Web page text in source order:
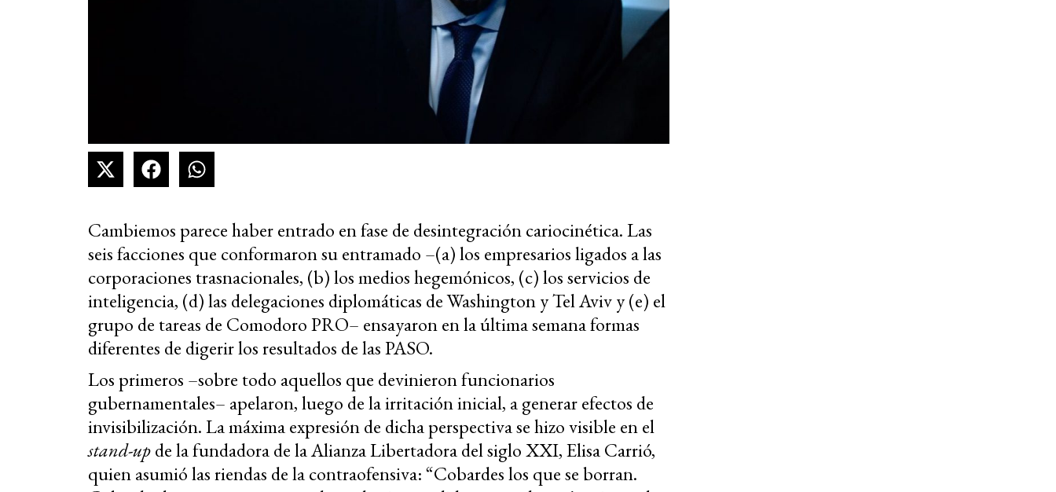
Cambiemos parece haber entrado en fase de desintegración cariocinética. Las
seis facciones que conformaron su entramado –(a) los empresarios ligados a las
corporaciones trasnacionales, (b) los medios hegemónicos, (c) los servicios de
inteligencia, (d) las delegaciones diplomáticas de Washington y Tel Aviv y (e) el
grupo de tareas de Comodoro PRO– ensayaron en la última semana formas
diferentes de digerir los resultados de las PASO.
Los primeros –sobre todo aquellos que devinieron funcionarios
gubernamentales– apelaron, luego de la irritación inicial, a generar efectos de
invisibilización. La máxima expresión de dicha perspectiva se hizo visible en el
stand-upde la fundadora de la Alianza Libertadora del siglo XXI, Elisa Carrió,
quien asumió las riendas de la contraofensiva: “Cobardes los que se borran.